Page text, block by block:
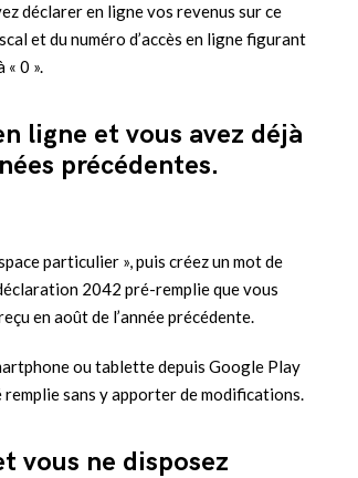
déclarer en ligne vos revenus sur ce
et du numéro d’accès en ligne figurant
0 ».
ligne et vous avez déjà
précédentes.
particulier », puis créez un mot de
2042 pré-remplie que vous
en août de l’année précédente.
ou tablette depuis Google Play
sans y apporter de modifications.
vous ne disposez